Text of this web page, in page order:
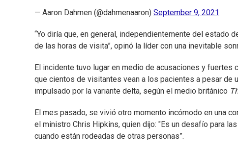
— Aaron Dahmen (@dahmenaaron) September 9, 2021
“Yo diría que, en general, independientemente del estado
de las horas de visita”, opinó la líder con una inevitable
El incidente tuvo lugar en medio de acusaciones y
que cientos de visitantes vean a los pacientes a pesar de
impulsado por la variante delta, según el medio británico
El mes pasado, se vivió otro momento incómodo en una
el ministro Chris Hipkins, quien dijo: "Es un desafío para
cuando están rodeadas de otras personas”.